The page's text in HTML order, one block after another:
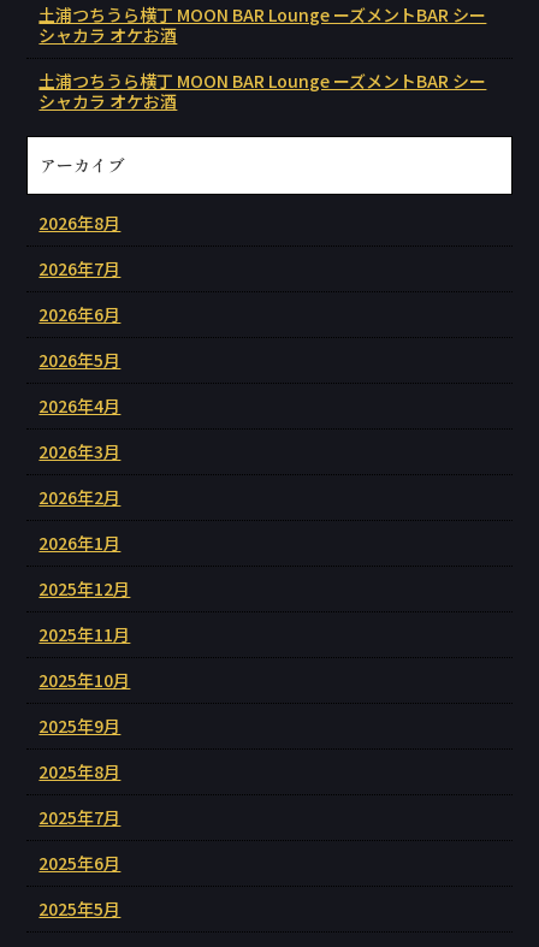
土浦つちうら横丁 MOON BAR Lounge ーズメントBAR シー
シャカラ オケお酒
土浦つちうら横丁 MOON BAR Lounge ーズメントBAR シー
シャカラ オケお酒
アーカイブ
2026年8月
2026年7月
2026年6月
2026年5月
2026年4月
2026年3月
2026年2月
2026年1月
2025年12月
2025年11月
2025年10月
2025年9月
2025年8月
2025年7月
2025年6月
2025年5月